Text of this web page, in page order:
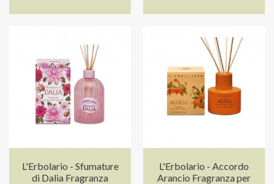
L'Erbolario - Sfumature
di Dalia Fragranza
L'Erbolario - Accordo
Arancio Fragranza per